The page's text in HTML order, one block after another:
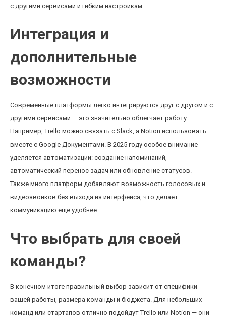
с другими сервисами и гибким настройкам.
Интеграция и
дополнительные
возможности
Современные платформы легко интегрируются друг с другом и с
другими сервисами — это значительно облегчает работу.
Например, Trello можно связать с Slack, а Notion использовать
вместе с Google Документами. В 2025 году особое внимание
уделяется автоматизации: создание напоминаний,
автоматический перенос задач или обновление статусов.
Также много платформ добавляют возможность голосовых и
видеозвонков без выхода из интерфейса, что делает
коммуникацию еще удобнее.
Что выбрать для своей
команды?
В конечном итоге правильный выбор зависит от специфики
вашей работы, размера команды и бюджета. Для небольших
команд или стартапов отлично подойдут Trello или Notion — они